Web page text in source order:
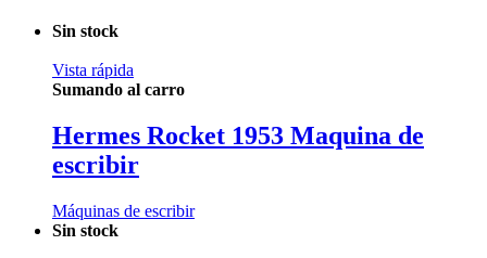
Sin stock
Vista rápida
Sumando al carro
Hermes Rocket 1953 Maquina de
escribir
Máquinas de escribir
Sin stock